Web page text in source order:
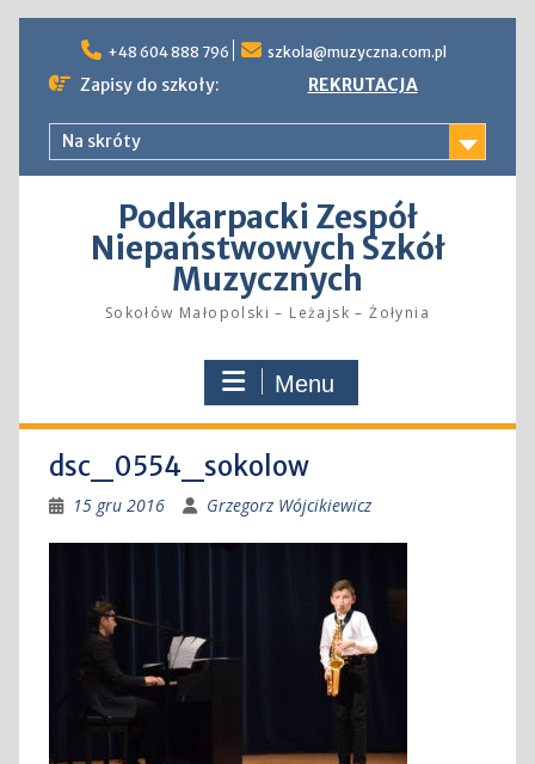
content
+48 604 888 796 szkola@muzyczna.com.pl
Zapisy do szkoły: REKRUTACJA
Na skróty
Podkarpacki Zespół
Niepaństwowych Szkół
Muzycznych
Sokołów Małopolski – Leżajsk – Żołynia
Menu
dsc_0554_sokolow
15 gru 2016 Grzegorz Wójcikiewicz